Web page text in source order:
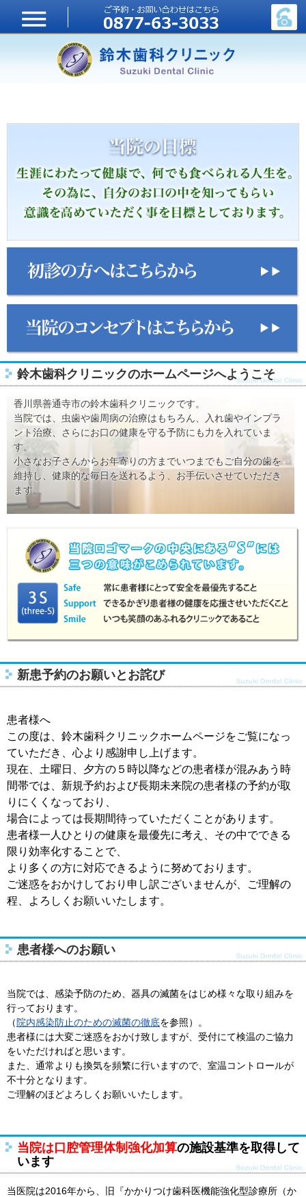
鈴木歯科クリニックのホームページへようこそ
香川県善通寺市の鈴木歯科クリニックです。
当院では、虫歯や歯周病の治療はもちろん、入れ歯やインプラ
ント治療、さらにお口の健康を守る予防にも力を入れていま
す。
小さなお子さんからお年寄りの方までいつまでもご自分の歯を
維持し、健康的な毎日を送れるよう、お手伝いさせていただき
ます。
新患予約のお願いとお詫び
患者様へ
この度は、鈴木歯科クリニックホームページをご覧になっ
ていただき、心より感謝申し上げます。
現在、土曜日、夕方の５時以降などの患者様が混みあう時
間帯では、新規予約および長期未来院の患者様の予約が取
りにくくなっており、
場合によっては長期間待っていただくことがあります。
患者様一人ひとりの健康を最優先に考え、その中でできる
限り効率化することで、
より多くの方に対応できるように努めております。
ご迷惑をおかけしており申し訳ございませんが、ご理解の
程、よろしくお願いいたします。
患者様へのお願い
当院では、感染予防のため、器具の滅菌をはじめ様々な取り組みを
行っております。
（ 院内感染防止のための滅菌の徹底を参照）。
患者様には大変ご迷惑をおかけ致しますが、受付にて検温のご協力
をいただければと思います。
また、通常よりも換気を頻繁に行いますので、室温コントロールが
不十分となります。
ご理解のほどよろしくお願いいたします。
当院は口腔管理体制強化加算の施設基準を取得して
います
当医院は2016年から、旧『かかりつけ歯科医機能強化型診療所（か